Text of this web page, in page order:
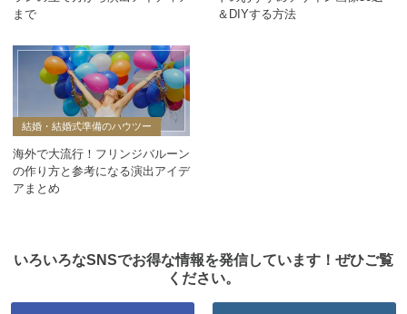
まで
＆DIYする方法
結婚・結婚式準備のハウツー
海外で大流行！フリンジバルーン
の作り方と参考になる演出アイデ
アまとめ
いろいろなSNSでお得な情報を発信しています！ぜひご覧
ください。